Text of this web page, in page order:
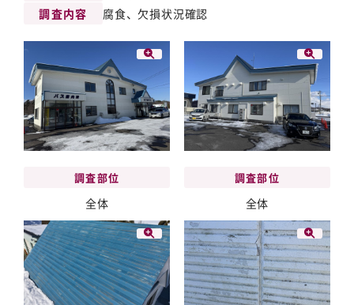
調査内容
腐食、欠損状況確認
調査部位
全体
調査部位
全体